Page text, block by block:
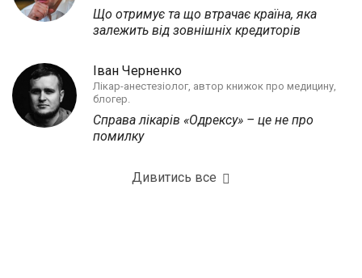
Що отримує та що втрачає країна, яка
залежить від зовнішніх кредиторів
Іван Черненко
Лікар-анестезіолог, автор книжок про медицину,
блогер.
Справа лікарів «Одрексу» – це не про
помилку
Дивитись все